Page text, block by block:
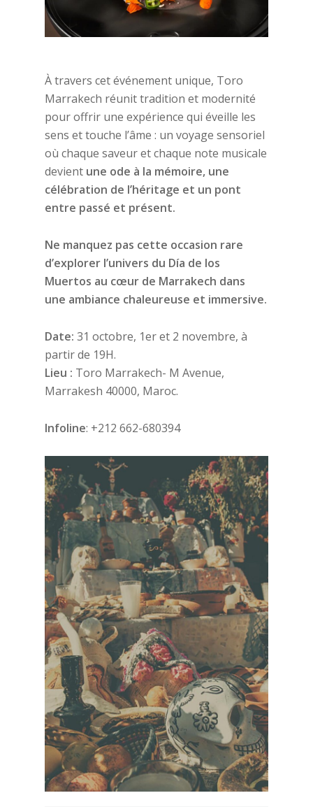
À travers cet événement unique, Toro
Marrakech réunit tradition et modernité
pour offrir une expérience qui éveille les
sens et touche l’âme : un voyage sensoriel
où chaque saveur et chaque note musicale
devient une ode à la mémoire, une
célébration de l’héritage et un pont
entre passé et présent.
Ne manquez pas cette occasion rare
d’explorer l’univers du Día de los
Muertos au cœur de Marrakech dans
une ambiance chaleureuse et immersive.
Date: 31 octobre, 1er et 2 novembre, à
partir de 19H.
Lieu : Toro Marrakech- M Avenue,
Marrakesh 40000, Maroc.
Infoline: +212 662-680394